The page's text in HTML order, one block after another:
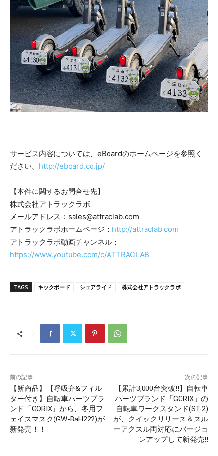
サービス内容については、eBoardのホームページを参照く
ださい。 http://eboard.co.jp/
【本件に関するお問合せ先】
株式会社アトラックラボ
メールアドレス：sales@attraclab.com
アトラックラボホームページ： http://attraclab.com
アトラックラボ動画チャンネル：
https://www.youtube.com/c/ATTRACLAB
TAGS キックボード シェアライド 株式会社アトラックラボ
前の記事
【新商品】【呼吸弁&フィル
ター付き】自転車パーツブラ
ンド「GORIX」から、冬用フ
ェイスマスク(GW-BaH222)が
新発売！！
次の記事
【累計3,000台突破!!】自転車
パーツブランド「GORIX」の
自転車ワークスタンド(ST-2)
が、クイックリリース＆スル
ーアクスル両対応にバージョ
ンアップして新発売!!